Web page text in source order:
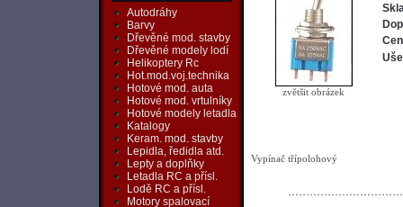
Autodráhy
Barvy
Dřevěné mod. stavby
Dřevěné modely lodí
Helikoptery Rc
Hot.mod.voj.technika
Hotové mod. auta
Hotové mod. vrtulníky
Hotové modely letadla
Katalogy
Keram. mod. stavby
Lepidla, ředidla atd.
Lepty a doplňky
Letadla RC a přísl.
Lodě RC a přísl.
Motory spalovací
zvětšit obrázek
Vypínač třípolohový